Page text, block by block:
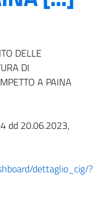
DELLE
DI
A PAINA
dd 20.06.2023,
dettaglio_cig/?